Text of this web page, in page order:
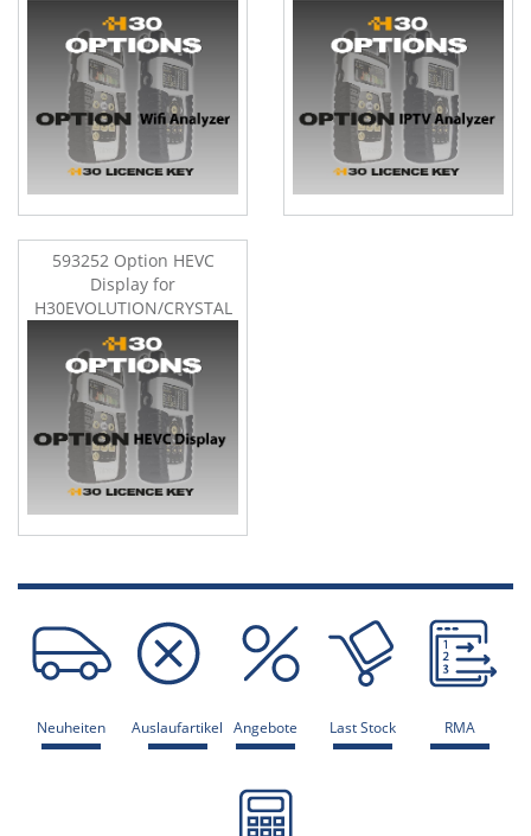
593252 Option HEVC
Display for
H30EVOLUTION/CRYSTAL
Neuheiten Auslaufartikel Angebote Last Stock RMA